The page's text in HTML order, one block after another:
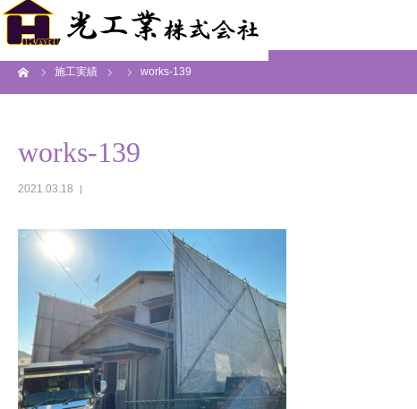
施工実績 works-139
works-139
2021.03.18